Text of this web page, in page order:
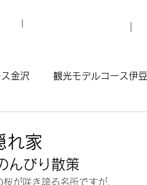
金沢 観光モデルコース伊豆
れ家
んびり散策
が咲き誇る名所ですが、